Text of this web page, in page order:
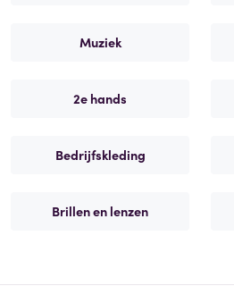
Muziek
2e hands
Bedrijfskleding
Brillen en lenzen